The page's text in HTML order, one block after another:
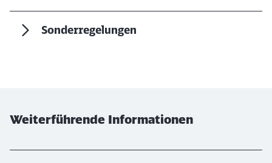
Sonderregelungen
Weiterführende Informationen